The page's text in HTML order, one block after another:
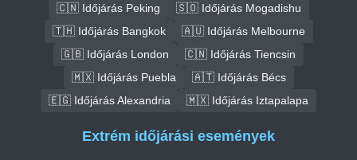
🇨🇳 Időjárás Peking
🇸🇴 Időjárás Mogadishu
🇹🇭 Időjárás Bangkok
🇦🇺 Időjárás Melbourne
🇬🇧 Időjárás London
🇨🇳 Időjárás Tiencsin
🇲🇽 Időjárás Puebla
🇦🇹 Időjárás Bécs
🇪🇬 Időjárás Alexandria
🇲🇽 Időjárás Iztapalapa
Extrém időjárási események